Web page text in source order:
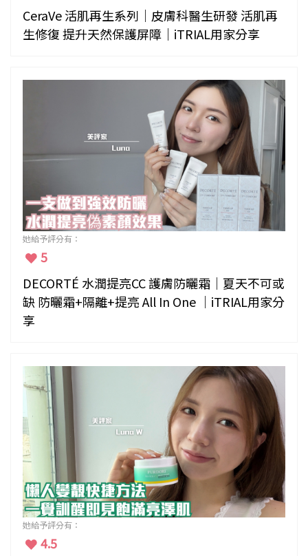
CeraVe 活肌再生系列｜皮膚科醫生研發 活肌再
生修復 提升天然保護屏障｜iTRIAL用家分享
她給予評分有：
5
DECORTÉ 水潤提亮CC 護膚防曬霜｜夏天不可或
缺 防曬霜+隔離+提亮 All In One ｜iTRIAL用家分
享
她給予評分有：
4.5